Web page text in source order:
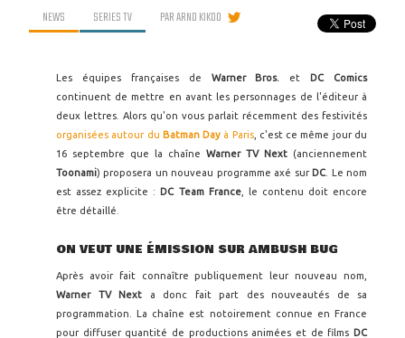
NEWS SERIES TV PARARNO KIKOO
Les équipes françaises de Warner Bros. et DC Comics
continuent de mettre en avant les personnages de l'éditeur à
deux lettres. Alors qu'on vous parlait récemment des festivités
organisées autour du Batman Day à Paris, c'est ce même jour du
16 septembre que la chaîne Warner TV Next (anciennement
Toonami) proposera un nouveau programme axé sur DC . Le nom
est assez explicite : DC Team France, le contenu doit encore
être détaillé.
ON VEUT UNE ÉMISSION SUR AMBUSH BUG
Après avoir fait connaître publiquement leur nouveau nom,
Warner TV Next a donc fait part des nouveautés de sa
programmation. La chaîne est notoirement connue en France
pour diffuser quantité de productions animées et de films DC